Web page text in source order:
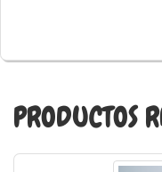
PRODUCTOS